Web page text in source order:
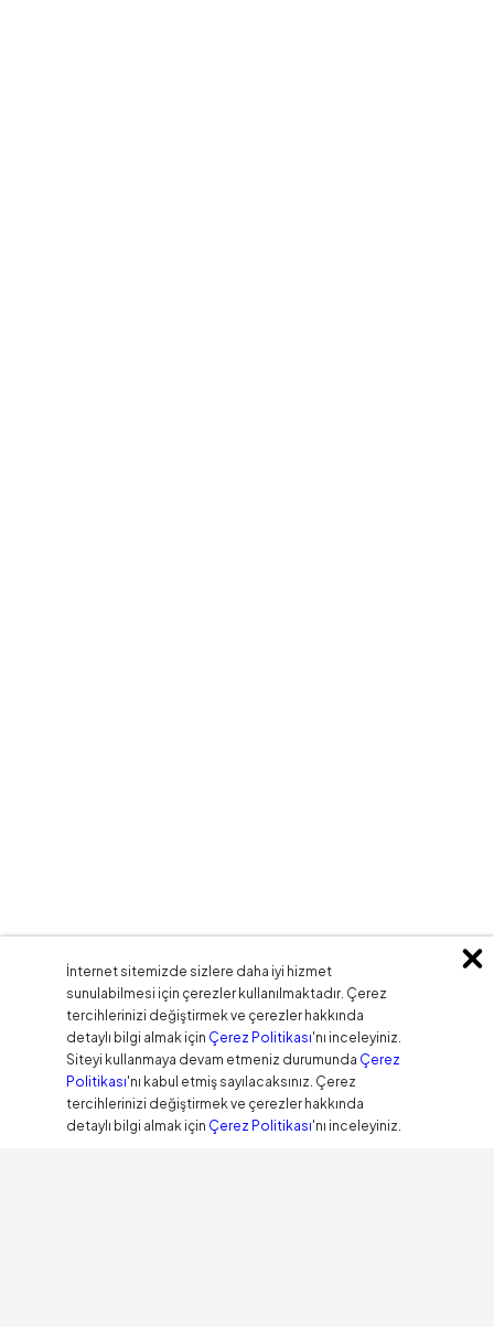
İnternet sitemizde sizlere daha iyi hizmet
sunulabilmesi için çerezler kullanılmaktadır. Çerez
tercihlerinizi değiştirmek ve çerezler hakkında
detaylı bilgi almak için Çerez Politikası'nı inceleyiniz.
Siteyi kullanmaya devam etmeniz durumunda Çerez
Politikası'nı kabul etmiş sayılacaksınız. Çerez
tercihlerinizi değiştirmek ve çerezler hakkında
detaylı bilgi almak için Çerez Politikası'nı inceleyiniz.